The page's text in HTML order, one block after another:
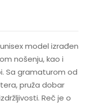
model izrađen
nošenju, kao i
Sa gramaturom od
pruža dobar
Reč je o